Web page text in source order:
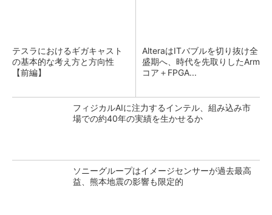
テスラにおけるギガキャスト
の基本的な考え方と方向性
【前編】
AlteraはITバブルを切り抜け全
盛期へ、時代を先取りしたArm
コア＋FPGA...
フィジカルAIに注力するインテル、組み込み市
場での約40年の実績を生かせるか
ソニーグループはイメージセンサーが過去最高
益、熊本地震の影響も限定的